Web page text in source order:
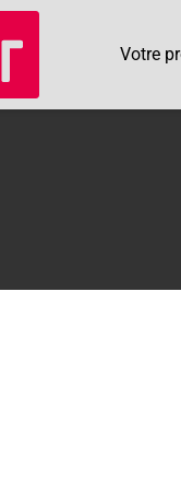
Votre